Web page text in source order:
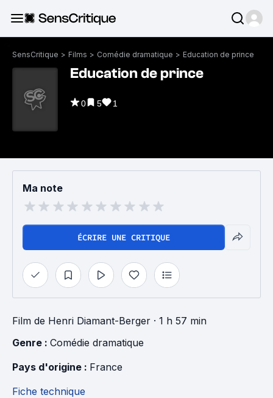
SensCritique > Films > Comédie dramatique > Education de prince
Education de prince
0 5 1
Ma note
ÉCRIRE UNE CRITIQUE
Film de Henri Diamant-Berger · 1 h 57 min
Genre : Comédie dramatique
Pays d'origine : France
Fiche technique